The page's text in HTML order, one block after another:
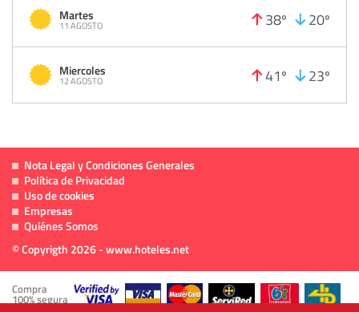
Martes
11 AGOSTO 38º 20º
Miercoles
12 AGOSTO 41º 23º
Nota Legal y Condiciones Generales
Política de Privacidad
Uso de cookies
Empresas
Quiénes Somos
© Copyrigth 2026 - www.hoteles.net
Compra
100% segura